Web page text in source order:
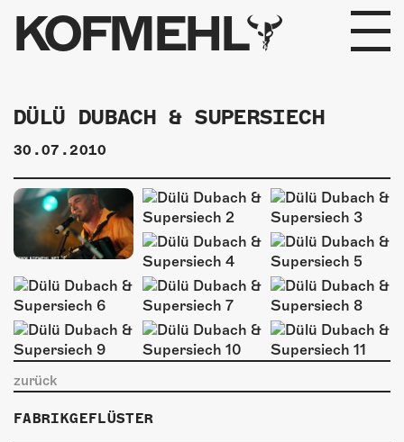
KOFMEHL
PROGRAMM
FABRIKGEFLÜSTER
GALERIE
FOTOGALERIE
PHOTOMAT
INFOS
KONTAKT
ÜBER UNS
DÜLÜ DUBACH & SUPERSIECH
30.07.2010
zurück
FABRIKGEFLÜSTER